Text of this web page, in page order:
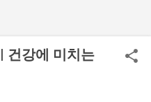
건강에 미치는